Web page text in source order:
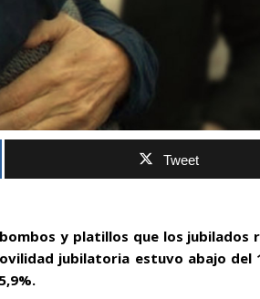
Tweet
y platillos que los jubilados
jubilatoria estuvo abajo del